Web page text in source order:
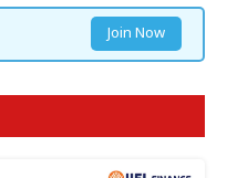
Join Now